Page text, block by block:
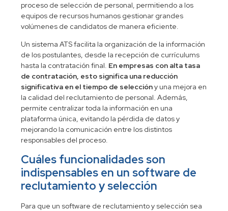
proceso de selección de personal, permitiendo a los
equipos de recursos humanos gestionar grandes
volúmenes de candidatos de manera eficiente.
Un sistema ATS facilita la organización de la información
de los postulantes, desde la recepción de currículums
hasta la contratación final. En empresas con alta tasa
de contratación, esto significa una reducción
significativa en el tiempo de seleccióny una mejora en
la calidad del reclutamiento de personal. Además,
permite centralizar toda la información en una
plataforma única, evitando la pérdida de datos y
mejorando la comunicación entre los distintos
responsables del proceso.
Cuáles funcionalidades son
indispensables en un software de
reclutamiento y selección
Para que un software de reclutamiento y selección sea